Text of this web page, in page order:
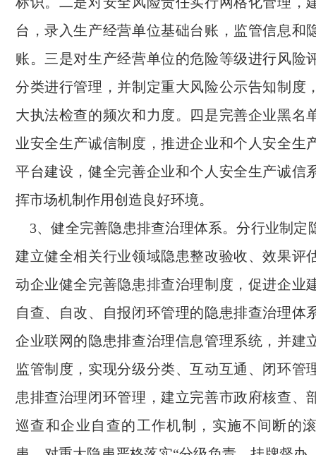
台，录入生产经营单位基础台账，监管信息和
账。三是对生产经营单位的危险等级进行风险
分类进行管理，并制定重大风险公示告知制度
大执法检查的频次和力度。四是完善企业黑名
业安全生产诚信制度，推进企业和个人安全生
平台建设，健全完善企业和个人安全生产诚信
挥市场机制作用创造良好环境。
3、健全完善隐患排查治理体系。分行业制定
建立健全相关行业领域隐患整改验收、效果评
动企业健全完善隐患排查治理制度，促进企业
自查、自改、自报闭环管理的隐患排查治理体
企业联网的隐患排查治理信息管理系统，并建
监管制度，实现分级分类、互动互通、闭环管
患排查治理闭环管理，建立完善市政府核查、
巡查和企业自查的工作机制，实施不间断的